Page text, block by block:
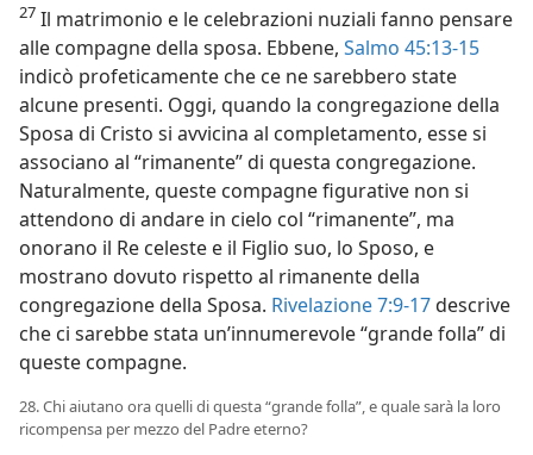
27 Il matrimonio e le celebrazioni nuziali fanno pensare
alle compagne della sposa. Ebbene, Salmo 45:13-15
indicò profeticamente che ce ne sarebbero state
alcune presenti. Oggi, quando la congregazione della
Sposa di Cristo si avvicina al completamento, esse si
associano al “rimanente” di questa congregazione.
Naturalmente, queste compagne figurative non si
attendono di andare in cielo col “rimanente”, ma
onorano il Re celeste e il Figlio suo, lo Sposo, e
mostrano dovuto rispetto al rimanente della
congregazione della Sposa. Rivelazione 7:9-17descrive
che ci sarebbe stata un’innumerevole “grande folla” di
queste compagne.
28. Chi aiutano ora quelli di questa “grande folla”, e quale sarà la loro
ricompensa per mezzo del Padre eterno?